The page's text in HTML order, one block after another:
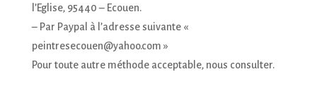
l’Eglise, 95440 – Ecouen.
– Par Paypal à l’adresse suivante «
peintresecouen@yahoo.com »
Pour toute autre méthode acceptable, nous consulter.